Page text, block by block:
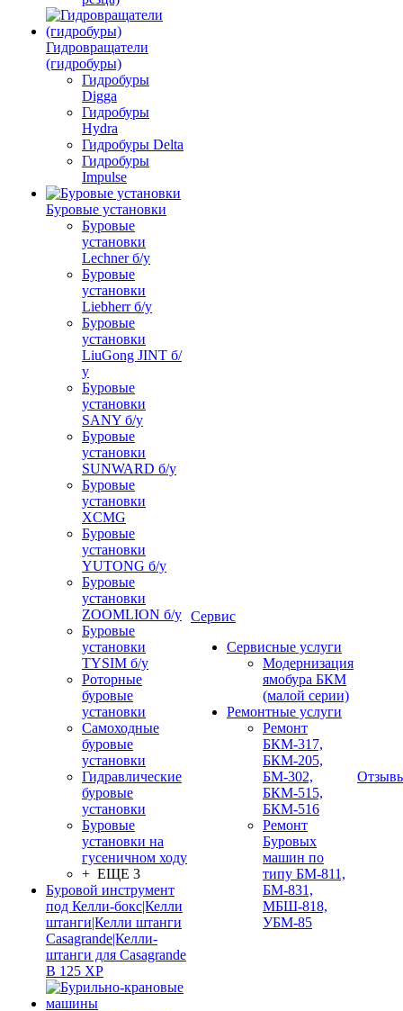
Гидровращатели
(гидробуры)
Гидробуры
Digga
Гидробуры
Hydra
Гидробуры Delta
Гидробуры
Impulse
Буровые установки
Буровые
установки
Lechner б/у
Буровые
установки
Liebherr б/у
Буровые
установки
LiuGong JINT б/
у
Буровые
установки
SANY б/у
Буровые
установки
SUNWARD б/у
Буровые
установки
XCMG
Буровые
установки
YUTONG б/у
Буровые
установки
ZOOMLION б/у
Буровые
установки
TYSIM б/у
Роторные
буровые
установки
Самоходные
буровые
установки
Гидравлические
буровые
установки
Буровые
установки на
гусеничном ходу
+ ЕЩЕ 3
Буровой инструмент
под Келли-бокс|Келли
штанги|Келли штанги
Casagrande|Келли-
штанги для Casagrande
B 125 XP
Сервис
Сервисные услуги
Модернизация
ямобура БКМ
(малой серии)
Ремонтные услуги
Ремонт
БКМ-317,
БКМ-205,
БМ-302,
БКМ-515,
БКМ-516
Ремонт
Буровых
машин по
типу БМ-811,
БМ-831,
МБШ-818,
УБМ-85